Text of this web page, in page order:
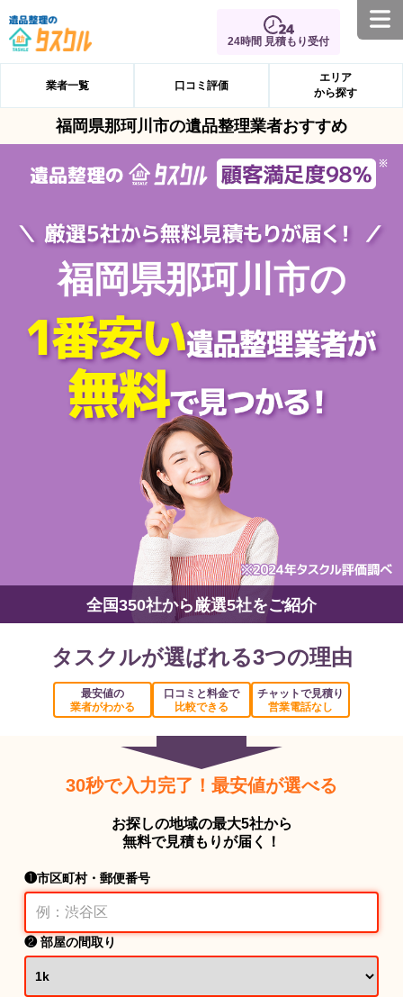
24時間 見積もり受付
業者一覧 口コミ評価
エリア
から探す
福岡県那珂川市の遺品整理業者おすすめ
福岡県那珂川市の
全国350社から厳選5社をご紹介
タスクルが選ばれる3つの理由
最安値の
業者がわかる
口コミと料金で
比較できる
チャットで見積り
営業電話なし
30秒で入力完了！最安値が選べる
お探しの地域の最大5社から
無料で見積もりが届く！
❶市区町村・郵便番号
❷ 部屋の間取り